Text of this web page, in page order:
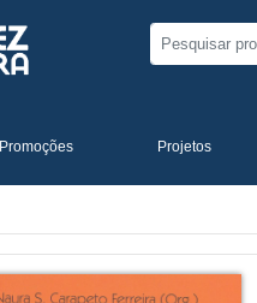
Promoções Projetos